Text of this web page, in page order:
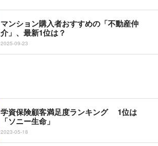
マンション購入者おすすめの「不動産仲
介」、最新1位は？
2025-09-23
学資保険顧客満足度ランキング 1位は
「ソニー生命」
2023-05-18